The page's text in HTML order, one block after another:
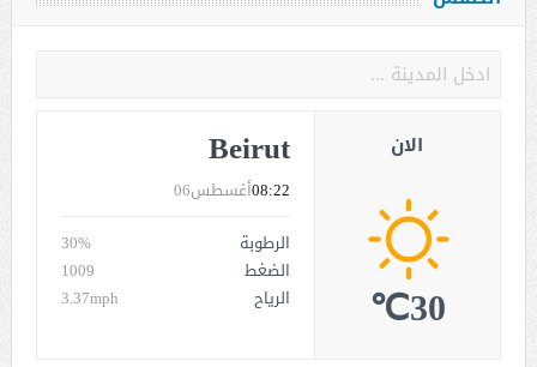
Beirut
أغسطس0608:22
الرطوبة
30%
الضغط
1009
الرياح
3.37mph
الان
30℃